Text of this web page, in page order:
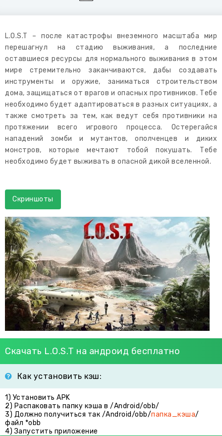
L.O.S.T – после катастрофы внеземного масштаба мир
перешагнул на стадию выживания, а последние
оставшиеся ресурсы для нормального выживания в этом
мире стремительно заканчиваются, дабы создавать
инструменты и оружие, заниматься строительством
дома, защищаться от врагов и опасных противников. Тебе
необходимо будет адаптироваться в разных ситуациях, а
также смотреть за тем, как ведут себя противники на
протяжении всего игрового процесса. Остерегайся
нападений зомби и мутантов, ополченцев и диких
монстров, которые мечтают тобой покушать. Тебе
необходимо будет выживать в опасной дикой вселенной.
Скриншоты
Скачать L.O.S.T на андроид бесплатно
Как установить кэш:
1) Установить APK
2) Распаковать папку кэша в /Android/obb/
3) Должно получиться так /Android/obb/папка_кэша/
файл *obb
4) Запустить приложение